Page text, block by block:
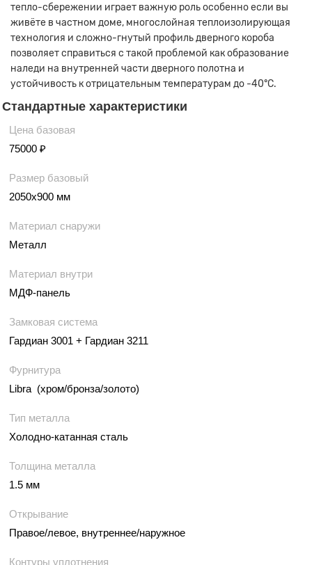
тепло-сбережении играет важную роль особенно если вы
живёте в частном доме, многослойная теплоизолирующая
технология и сложно-гнутый профиль дверного короба
позволяет справиться с такой проблемой как образование
наледи на внутренней части дверного полотна и
устойчивость к отрицательным температурам до -40°С.
Стандартные характеристики
Цена базовая
75000 ₽
Размер базовый
2050х900 мм
Материал снаружи
Металл
Материал внутри
МДФ-панель
Замковая система
Гардиан 3001 + Гардиан 3211
Фурнитура
Libra (хром/бронза/золото)
Тип металла
Холодно-катанная сталь
Толщина металла
1.5 мм
Открывание
Правое/левое, внутреннее/наружное
Контуры уплотнения